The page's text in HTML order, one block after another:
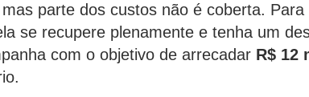
parte dos custos não é coberta.
se recupere plenamente e tenha um
com o objetivo de arrecadar R$ 12